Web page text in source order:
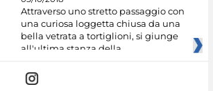
Attraverso uno stretto passaggio con
una curiosa loggetta chiusa da una
bella vetrata a tortiglioni, si giunge
all'ultima stanza della